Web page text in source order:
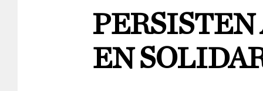
PERSISTEN
EN